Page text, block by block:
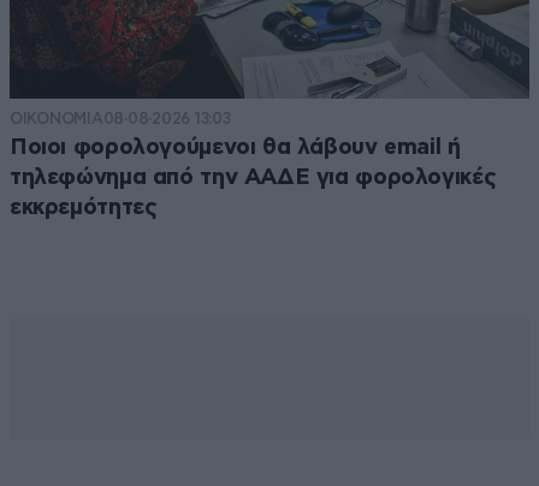
ΟΙΚΟΝΟΜΙΑ08·08·2026 13:03
Ποιοι φορολογούμενοι θα λάβουν email ή
τηλεφώνημα από την ΑΑΔΕ για φορολογικές
εκκρεμότητες